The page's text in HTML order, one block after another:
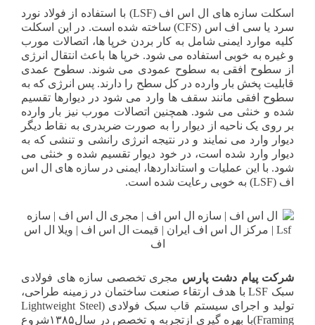
اسکلت سازه های ال اس اف (LSF) با استفاده از فولاد نورد
سرد یا سی اف اس (CFS) ساخته شده است. در این اسکلت
کلیه موارد ایمنی شامل به کار بردن خرپا ها، اتصالات مورب
و غیره به خوبی استفاده می شود. خرپا ها باعث انتقال انرژی
از سطوح افقی به سطوح عمودی می شوند. سطوح عمدی
قابلیت پخش بار وارده در کل سطح را دارند. پس انرژی که به
سطوح افقی مانند سقف ها وارد می شود در دیوارها تقسیم
شده و خنثی می شود. همچنین اتصالات مورب نیز بار وارده
بر روی یک ناحیه از دیوار را به صورت ضربدری به نقاط دیگر
دیوار وارد می نمایند و در نتیجه انرژی رانشی و تنشی که به
دیوار وارد شده است، در خود دیوار تقسیم شده و خنثی می
شود. با این عملیات و استانداردها، ایمنی در سازه های ال اس
اف (LSF) به خوبی رعایت شده است.
شرکت پیام دشت پارس مجری تخصصی سازه های فولادی
سبک LSF با هدف ارتقاء صنعت ساختمان در زمینه طراحی،
تولید و اجرای سیستم قاب سبک فولادی (Lightweight Steel
Framing)با بهره گیری ازتجربه و تخصص در سال۱۳۸۵شروع